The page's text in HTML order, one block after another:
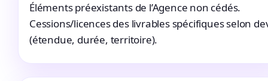
Éléments préexistants de l’Agence non cédés.
Cessions/licences des livrables spécifiques selon
(étendue, durée, territoire).